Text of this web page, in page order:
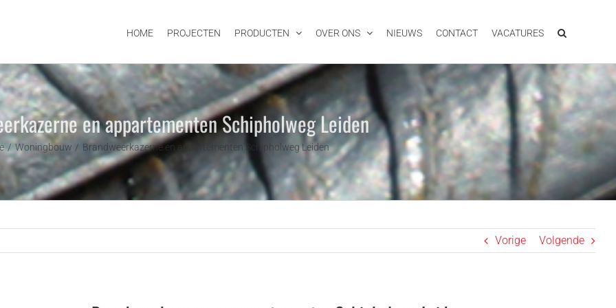
HOME PROJECTEN PRODUCTEN OVER ONS NIEUWS CONTACT VACATURES
en appartementen Schipholweg Leiden
Woningbouw Brandweerkazerne en appartementen Schipholweg Leiden
Vorige Volgende